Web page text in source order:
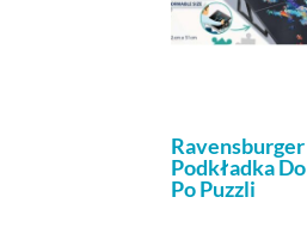
Ravensburger
Podkładka Do
Po Puzzli